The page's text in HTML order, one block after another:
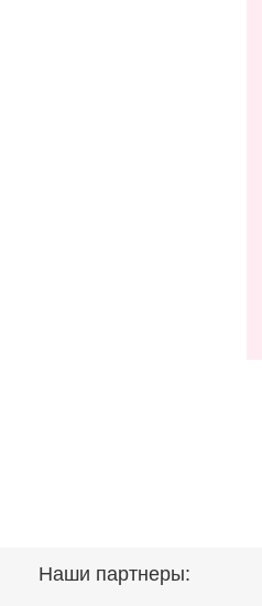
Наши партнеры: